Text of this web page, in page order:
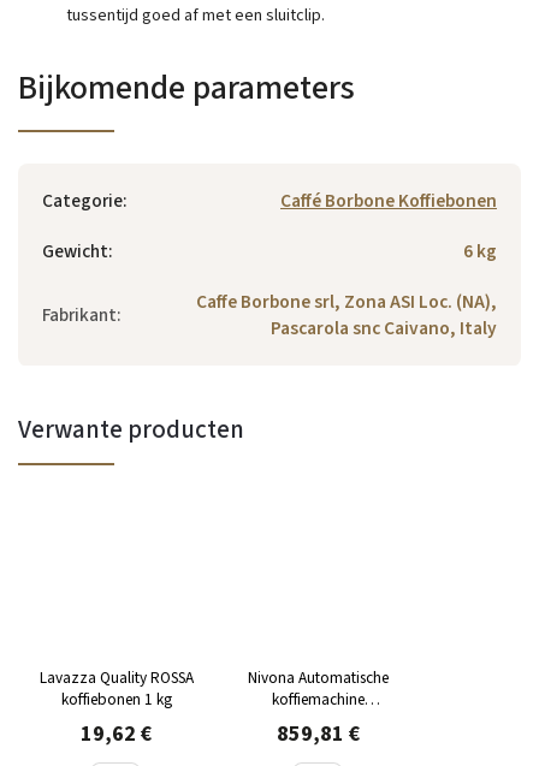
tussentijd goed af met een sluitclip.
Bijkomende parameters
Categorie:
Caffé Borbone Koffiebonen
Gewicht: 6 kg
Fabrikant:
Caffe Borbone srl, Zona ASI Loc. (NA),
Pascarola snc Caivano, Italy
Verwante producten
Lavazza Quality ROSSA
koffiebonen 1 kg
19,62 €
Nivona Automatische
koffiemachine
CafeRomatica NICR 790
Mat zwart/Chroom
859,81 €